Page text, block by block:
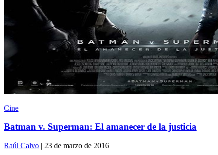
Cine
Batman v. Superman: El amanecer de la justicia
Raúl Calvo | 23 de marzo de 2016